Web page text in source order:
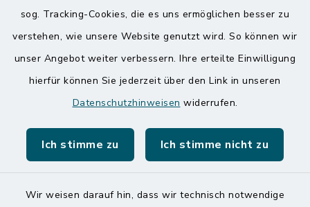
sog. Tracking-Cookies, die es uns ermöglichen besser zu
verstehen, wie unsere Website genutzt wird. So können wir
unser Angebot weiter verbessern. Ihre erteilte Einwilligung
hierfür können Sie jederzeit über den Link in unseren
Datenschutzhinweisen widerrufen.
Ich stimme zu Ich stimme nicht zu
Wir weisen darauf hin, dass wir technisch notwendige
Nationalpark Wattenmeer
Kontakt
Barrierefreiheit